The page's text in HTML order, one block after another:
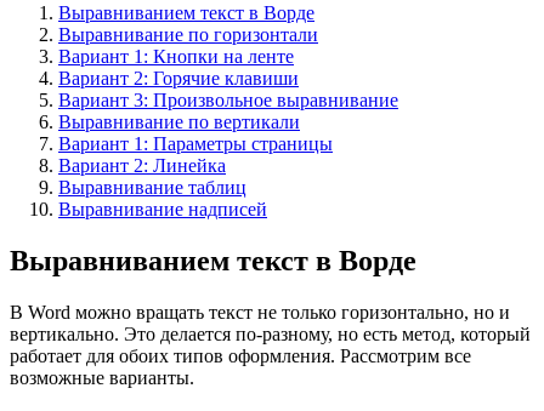
Выравниванием текст в Ворде
Выравнивание по горизонтали
Вариант 1: Кнопки на ленте
Вариант 2: Горячие клавиши
Вариант 3: Произвольное выравнивание
Выравнивание по вертикали
Вариант 1: Параметры страницы
Вариант 2: Линейка
Выравнивание таблиц
Выравнивание надписей
Выравниванием текст в Ворде
В Word можно вращать текст не только горизонтально, но и
вертикально. Это делается по-разному, но есть метод, который
работает для обоих типов оформления. Рассмотрим все
возможные варианты.